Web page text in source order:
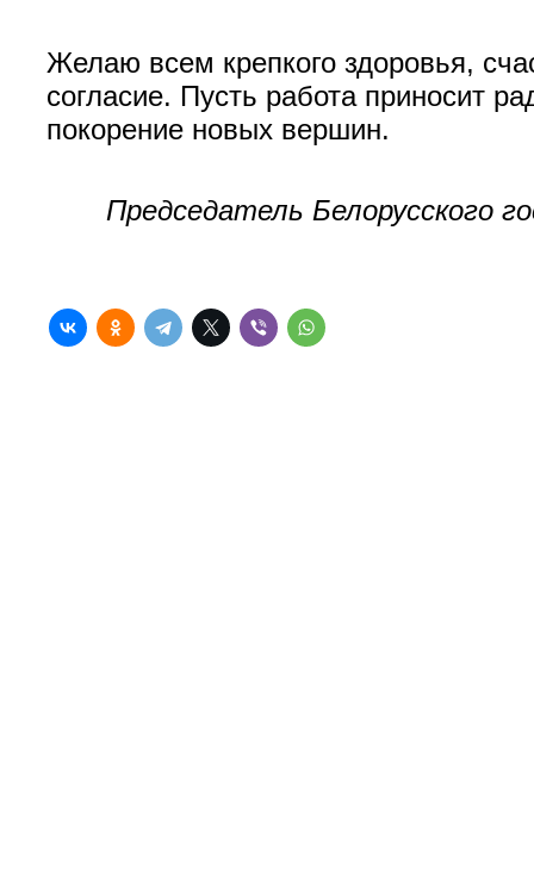
Желаю всем крепкого здоровья,
согласие. Пусть работа приносит
покорение новых вершин.
Председатель